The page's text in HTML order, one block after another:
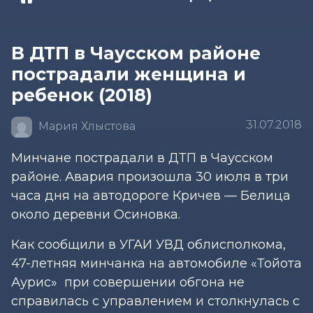
В ДТП в Чаусском районе
пострадали женщина и
ребенок (2018)
Мария Хлыстова 31.07.2018
Минчане пострадали в ДТП в Чаусском
районе. Авария произошла 30 июля в три
часа дня на автодороге Кричев — Белица
около деревни Осиновка.
Как сообщили в УГАИ УВД облисполкома,
47-летняя минчанка на автомобиле «Тойота
Аурис» при совершении обгона не
справилась с управлением и столкнулась с